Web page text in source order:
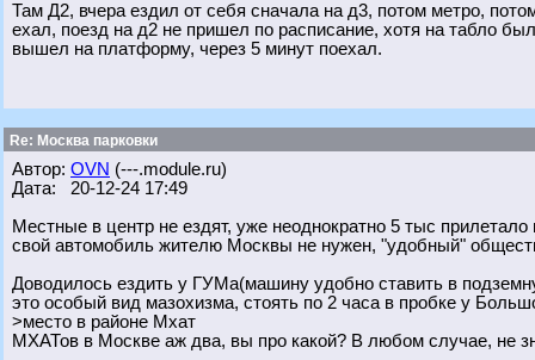
Там Д2, вчера ездил от себя сначала на д3, потом метро,
ехал, поезд на д2 не пришел по расписание, хотя на табло
вышел на платформу, через 5 минут поехал.
Re: Москва парковки
Автор: OVN (---.module.ru)
Дата: 20-12-24 17:49
Местные в центр не ездят, уже неоднократно 5 тыс
свой автомобиль жителю Москвы не нужен, "удобный"
Доводилось ездить у ГУМа(машину удобно ставить в
это особый вид мазохизма, стоять по 2 часа в пробке у
>место в районе Мхат
МХАТов в Москве аж два, вы про какой? В любом случае, не